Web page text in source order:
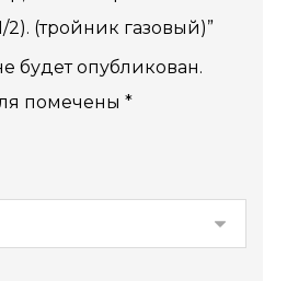
2). (тройник газовый)”
будет опубликован.
помечены*